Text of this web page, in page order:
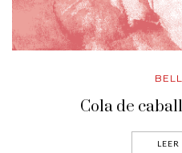
Cola de
LEER